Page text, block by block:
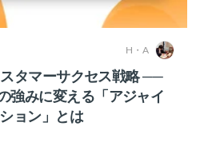
H・A
タマーサクセス戦略 ──
強みに変える「アジャイ
ョン」とは